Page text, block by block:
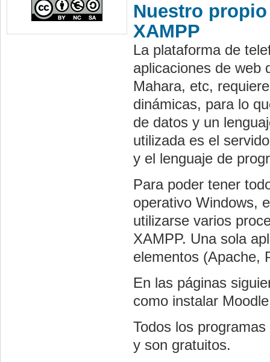
Nuestro
XAMPP
La plataforma de
aplicaciones de web
Mahara, etc,
dinámicas, para lo
de datos y un
utilizada es el
y el lenguaje de
Para poder tener
operativo Windows,
utilizarse varios
XAMPP. Una sola
elementos (Apache,
En las páginas
como instalar
Todos los
y son gratuitos.